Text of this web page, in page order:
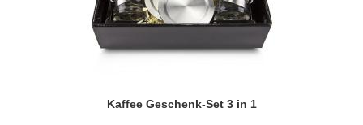
Kaffee Geschenk-Set 3 in 1